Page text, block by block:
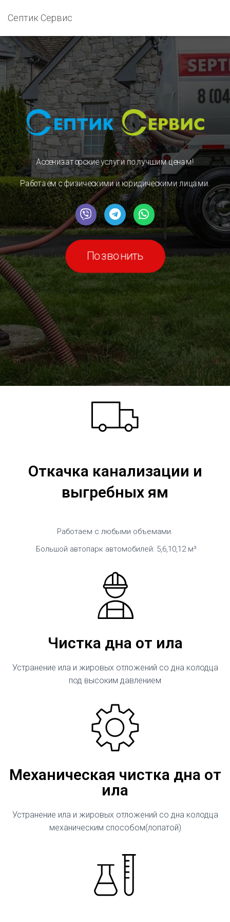
Септик Сервис
Ассенизаторские услугипо лучшим ценам!
Работаем с физическими и юридическими лицами.
Позвонить
Откачка канализации и
выгребных ям
Работаем с любыми объемами.
Большой автопарк автомобилей: 5,6,10,12 м³
Чистка дна от ила
Устранение ила и жировых отложений со дна колодца
под высоким давлением
Механическая чистка дна от
ила
Устранение ила и жировых отложений со дна колодца
механическим способом(лопатой)